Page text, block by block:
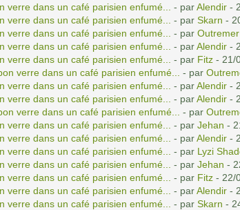
verre dans un café parisien enfumé...
- parAlendir-
verre dans un café parisien enfumé...
- par Skarn -
verre dans un café parisien enfumé...
- par Outremer
verre dans un café parisien enfumé...
- parAlendir-
verre dans un café parisien enfumé...
- par Fitz- 21/
verre dans un café parisien enfumé...
- par
verre dans un café parisien enfumé...
- parAlendir-
verre dans un café parisien enfumé...
- parAlendir-
verre dans un café parisien enfumé...
- par
verre dans un café parisien enfumé...
- par Jehan -
verre dans un café parisien enfumé...
- parAlendir-
verre dans un café parisien enfumé...
- par Lyzi
verre dans un café parisien enfumé...
- par Jehan -
verre dans un café parisien enfumé...
- par Fitz- 22/
verre dans un café parisien enfumé...
- parAlendir-
verre dans un café parisien enfumé...
- par Skarn -